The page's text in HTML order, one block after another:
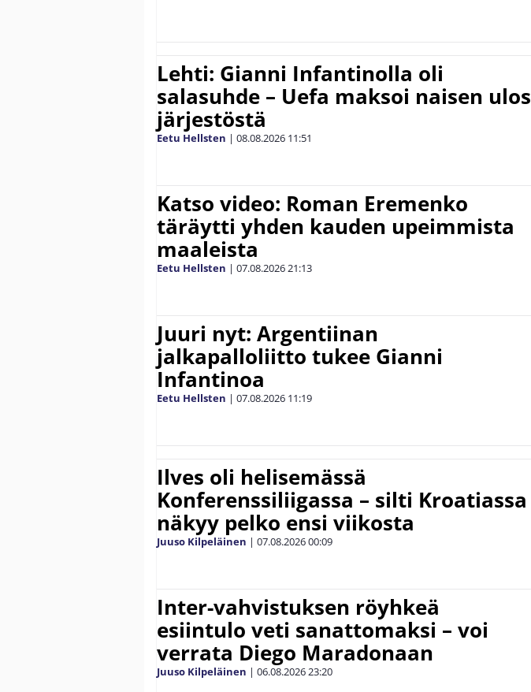
Lehti: Gianni Infantinolla oli
salasuhde – Uefa maksoi naisen ulos
järjestöstä
Eetu Hellsten | 08.08.2026 11:51
Katso video: Roman Eremenko
täräytti yhden kauden upeimmista
maaleista
Eetu Hellsten | 07.08.202621:13
Juuri nyt: Argentiinan
jalkapalloliitto tukee Gianni
Infantinoa
Eetu Hellsten | 07.08.2026 11:19
Ilves oli helisemässä
Konferenssiliigassa – silti Kroatiassa
näkyy pelko ensi viikosta
Juuso Kilpeläinen | 07.08.202600:09
Inter-vahvistuksen röyhkeä
esiintulo veti sanattomaksi – voi
verrata Diego Maradonaan
Juuso Kilpeläinen | 06.08.202623:20